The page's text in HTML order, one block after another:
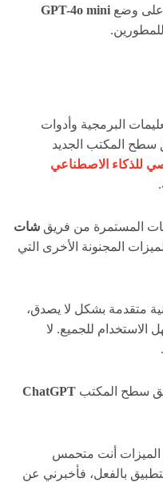
على وضع GPT-4o mini
البرمجية وأدوات
سطح المكتب الجديد
للذكاء الاصطناعي
المستمرة من فريق شات
المجنونة الأخرى التي
متقدمة بشكل لا يصدق،
للجميع. لا
سطح المكتب ChatGPT
الميزات أنت متحمس
بالفعل، فأخبرني عن